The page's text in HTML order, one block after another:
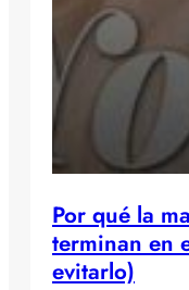
Por qué la
terminan en
evitarlo)